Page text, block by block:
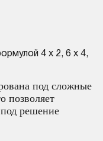
4 х 2, 6 х 4,
под сложные
позволяет
решение